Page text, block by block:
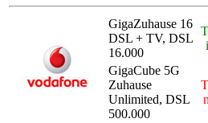
GigaZuhause 16
DSL + TV, DSL
16.000
GigaCube 5G
Zuhause
Unlimited, DSL
500.000